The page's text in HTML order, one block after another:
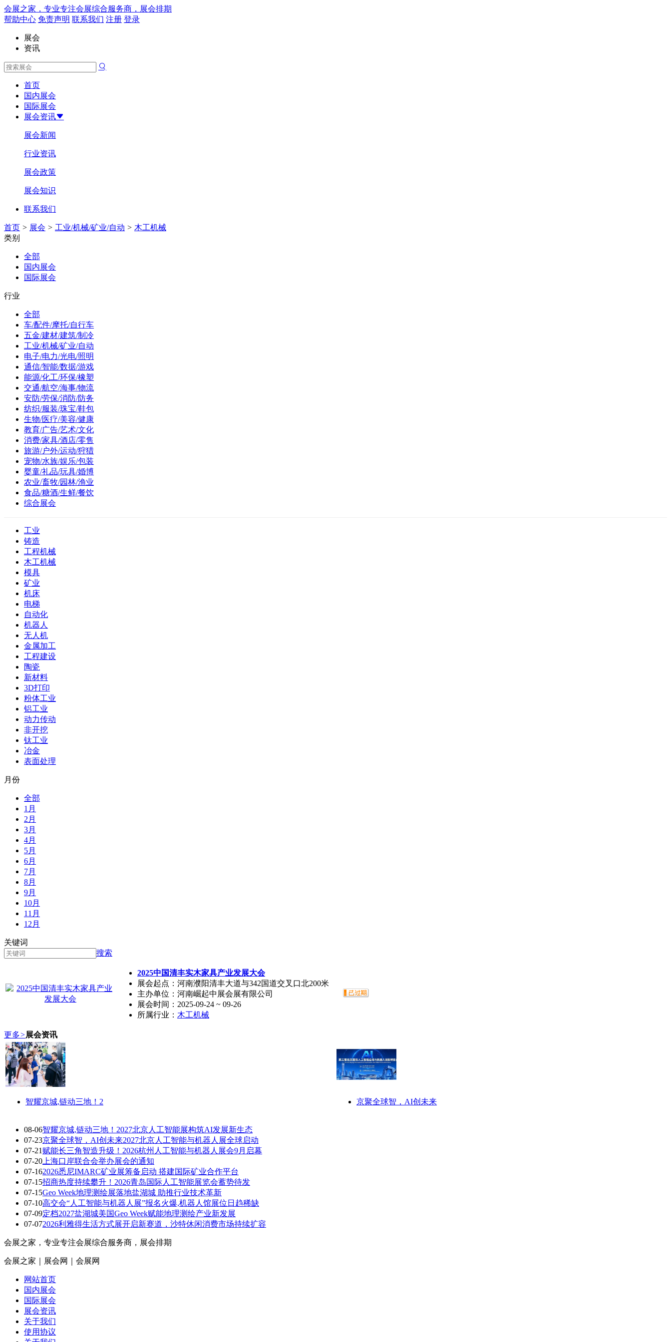
会展之家，专业专注会展综合服务商，展会排期
帮助中心 免责声明 联系我们 注册 登录
展会
资讯
首页
国内展会
国际展会
展会资讯
展会新闻
行业资讯
展会政策
展会知识
联系我们
首页 > 展会 > 工业/机械/矿业/自动 > 木工机械
类别
全部
国内展会
国际展会
行业
全部
车/配件/摩托/自行车
五金/建材/建筑/制冷
工业/机械/矿业/自动
电子/电力/光电/照明
通信/智能/数据/游戏
能源/化工/环保/橡塑
交通/航空/海事/物流
安防/劳保/消防/防务
纺织/服装/珠宝/鞋包
生物/医疗/美容/健康
教育/广告/艺术/文化
消费/家具/酒店/零售
旅游/户外/运动/狩猎
宠物/水族/娱乐/包装
婴童/礼品/玩具/婚博
农业/畜牧/园林/渔业
食品/糖酒/生鲜/餐饮
综合展会
工业
铸造
工程机械
木工机械
模具
矿业
机床
电梯
自动化
机器人
无人机
金属加工
工程建设
陶瓷
新材料
3D打印
粉体工业
铝工业
动力传动
非开挖
钛工业
冶金
表面处理
月份
全部
1月
2月
3月
4月
5月
6月
7月
8月
9月
10月
11月
12月
关键词
搜索
2025中国清丰实木家具产业发展大会
展会起点：河南濮阳清丰大道与342国道交叉口北200米
主办单位：河南崛起中展会展有限公司
展会时间：2025-09-24 ~ 09-26
所属行业： 木工机械
更多>展会资讯
智耀京城,链动三地！2 京聚全球智，AI创未来
08-06智耀京城,链动三地！2027北京人工智能展构筑AI发展新生态
07-23京聚全球智，AI创未来2027北京人工智能与机器人展全球启动
07-21 赋能长三角智造升级！2026杭州人工智能与机器人展会9月启幕
07-20 上海口岸联合会举办展会的通知
07-162026悉尼IMARC矿业展筹备启动 搭建国际矿业合作平台
07-15招商热度持续攀升！2026青岛国际人工智能展览会蓄势待发
07-15Geo Week地理测绘展落地盐湖城 助推行业技术革新
07-10高交会“人工智能与机器人展”报名火爆,机器人馆展位日趋稀缺
07-09定档2027盐湖城美国Geo Week赋能地理测绘产业新发展
07-072026利雅得生活方式展开启新赛道，沙特休闲消费市场持续扩容
会展之家，专业专注会展综合服务商，展会排期
会展之家｜展会网｜会展网
网站首页
国内展会
国际展会
展会资讯
关于我们
使用协议